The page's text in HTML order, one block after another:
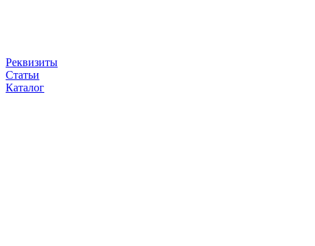
Реквизиты
Статьи
Каталог